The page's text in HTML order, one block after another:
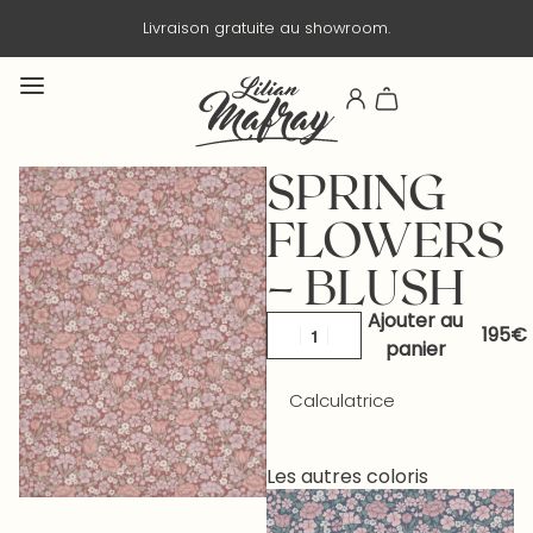
Livraison gratuite au showroom.
SPRING
FLOWERS
– BLUSH
Ajouter au
panier
Calculatrice
Les autres coloris